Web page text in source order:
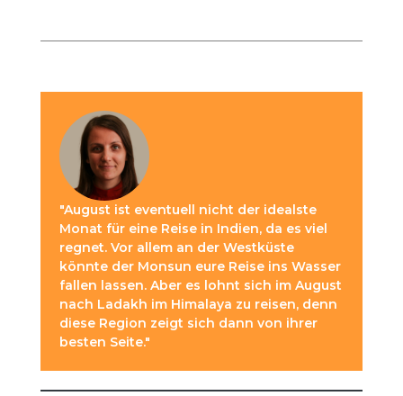
"August ist eventuell nicht der idealste
Monat für eine Reise in Indien, da es viel
regnet. Vor allem an der Westküste
könnte der Monsun eure Reise ins Wasser
fallen lassen. Aber es lohnt sich im August
nach Ladakh im Himalaya zu reisen, denn
diese Region zeigt sich dann von ihrer
besten Seite."